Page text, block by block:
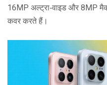
16MP अल्ट्रा‑वाइड और 8MP
कवर करते हैं।